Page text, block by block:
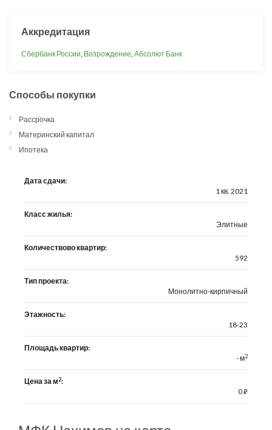
Аккредитация
Сбербанк России, Возрождение, Абсолют Банк
Способы покупки
Рассрочка
Материнский капитал
Ипотека
Дата сдачи:
1 кв. 2021
Класс жилья:
Элитные
Количествово квартир:
592
Тип проекта:
Монолитно-кирпичный
Этажность:
18-23
Площадь квартир:
- м2
Цена за м2:
0⃏